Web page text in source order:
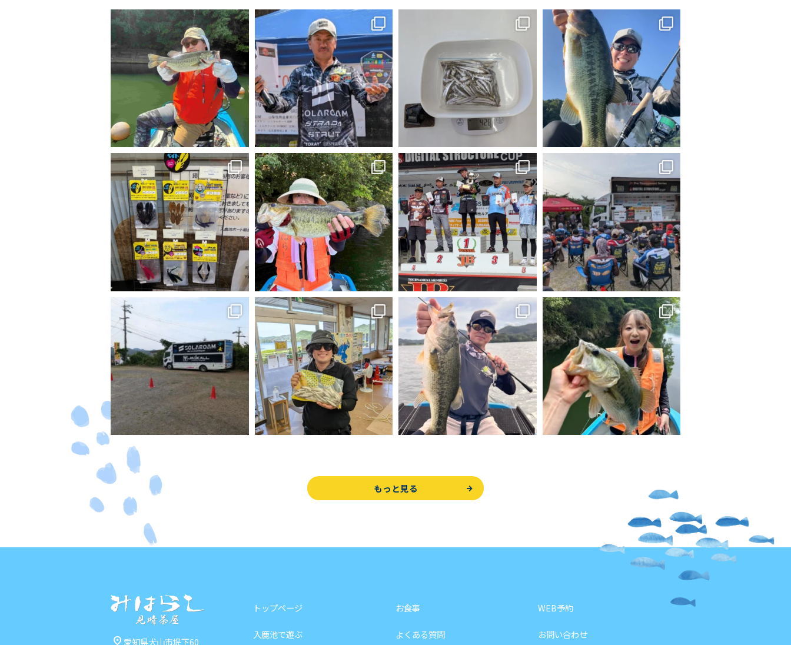
もっと見る
pin_drop 愛知県犬山市堤下60
トップページ
入鹿池で遊ぶ
お食事
よくある質問
WEB予約
お問い合わせ